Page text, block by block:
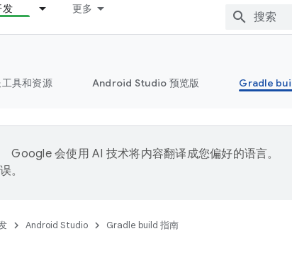
发 更多
具和资源 Android Studio 预览版 Gradle
Google 会使用 AI 技术将内容翻译成您偏好的语言。
。
Android Studio Gradle build 指南